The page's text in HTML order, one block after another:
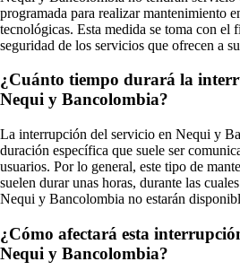
programada para realizar mantenimiento
tecnológicas. Esta medida se toma con el
seguridad de los servicios que ofrecen a
¿Cuánto tiempo durará la
Nequi y Bancolombia?
La interrupción del servicio en Nequi y
duración específica que suele ser
usuarios. Por lo general, este tipo de
suelen durar unas horas, durante las
Nequi y Bancolombia no estarán
¿Cómo afectará esta
Nequi y Bancolombia?